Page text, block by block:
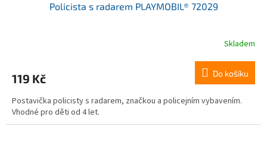
Policista s radarem PLAYMOBIL® 72029
Skladem
119 Kč Do košíku
Postavička policisty s radarem, značkou a policejním vybavením.
Vhodné pro děti od 4 let.